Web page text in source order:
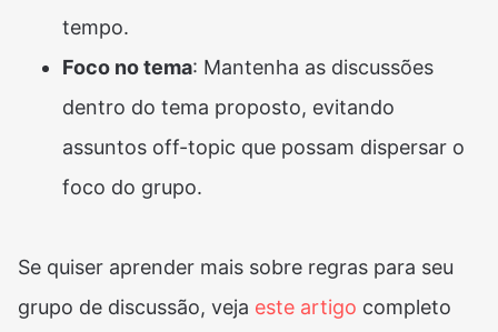
tempo.
Foco no tema: Mantenha as discussões
dentro do tema proposto, evitando
assuntos off-topic que possam dispersar o
foco do grupo.
Se quiser aprender mais sobre regras para seu
grupo de discussão, veja este artigo completo